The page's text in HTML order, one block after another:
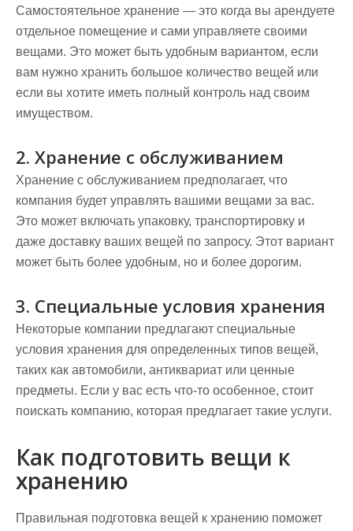
Самостоятельное хранение — это когда вы арендуете
отдельное помещение и сами управляете своими
вещами. Это может быть удобным вариантом, если
вам нужно хранить большое количество вещей или
если вы хотите иметь полный контроль над своим
имуществом.
2. Хранение с обслуживанием
Хранение с обслуживанием предполагает, что
компания будет управлять вашими вещами за вас.
Это может включать упаковку, транспортировку и
даже доставку ваших вещей по запросу. Этот вариант
может быть более удобным, но и более дорогим.
3. Специальные условия хранения
Некоторые компании предлагают специальные
условия хранения для определенных типов вещей,
таких как автомобили, антиквариат или ценные
предметы. Если у вас есть что-то особенное, стоит
поискать компанию, которая предлагает такие услуги.
Как подготовить вещи к
хранению
Правильная подготовка вещей к хранению поможет